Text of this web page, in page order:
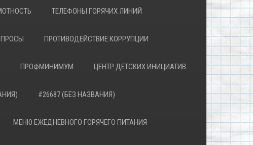
ТЕЛЕФОНЫ ГОРЯЧИХ ЛИНИЙ
ПРОТИВОДЕЙСТВИЕ КОРРУПЦИИ
ПРОФМИНИМУМ ЦЕНТР ДЕТСКИХ ИНИЦИАТИВ
#26687 (БЕЗ НАЗВАНИЯ)
МЕНЮ ЕЖЕДНЕВНОГО ГОРЯЧЕГО ПИТАНИЯ